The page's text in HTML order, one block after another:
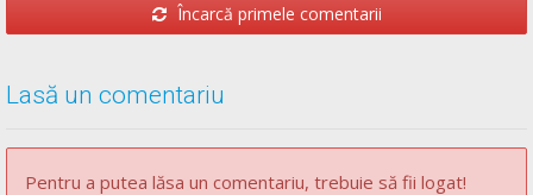
Încarcă primele comentarii
Lasă un comentariu
Pentru a putea lăsa un comentariu, trebuie să fii logat!